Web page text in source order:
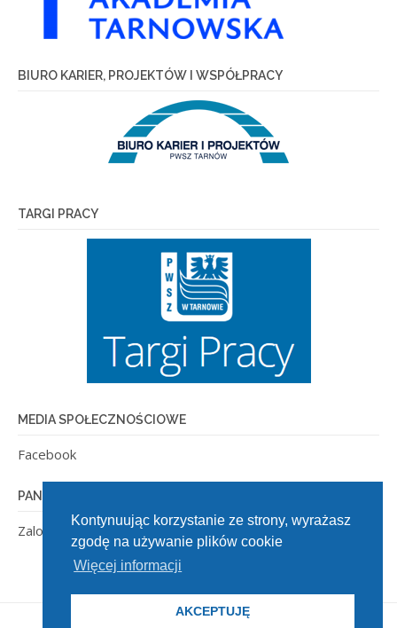
BIURO KARIER, PROJEKTÓW I WSPÓŁPRACY
TARGI PRACY
MEDIA SPOŁECZNOŚCIOWE
Facebook
PANEL ADMINISTRACYJNY
Zaloguj się
Kontynuując korzystanie ze strony, wyrażasz
zgodę na używanie plików cookie
Więcej informacji
AKCEPTUJĘ